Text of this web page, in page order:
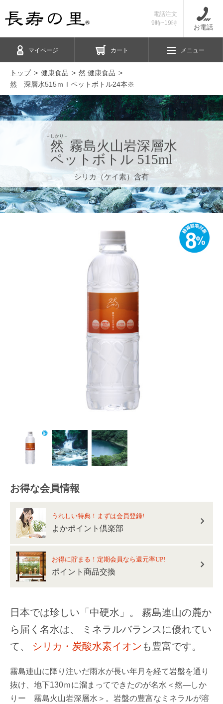
電話注文
9時~19時
お電話
マイページ カート メニュー
トップ 健康食品
然 健康食品
然 深層水515ｍｌペットボトル24本※
然
－しかり－
霧島火山岩深層水
ペットボトル 515ml
シリカ（ケイ素）含有
お得な会員情報
うれしい特典！まずは会員登録!
よかポイント倶楽部
お得に貯まる！定期会員なら還元率UP!
ポイント商品交換
日本では珍しい「中硬水」。
霧島連山の麓か
ら届く名水は、
ミネラルバランスに優れてい
て、
シリカ・炭酸水素イオンも豊富です。
霧島連山に降り注いだ雨水が長い年月を経て岩盤を通り
抜け、地下130ｍに溜まってできたのが名水＜然―しか
りー 霧島火山岩深層水＞。岩盤の豊富なミネラルが溶